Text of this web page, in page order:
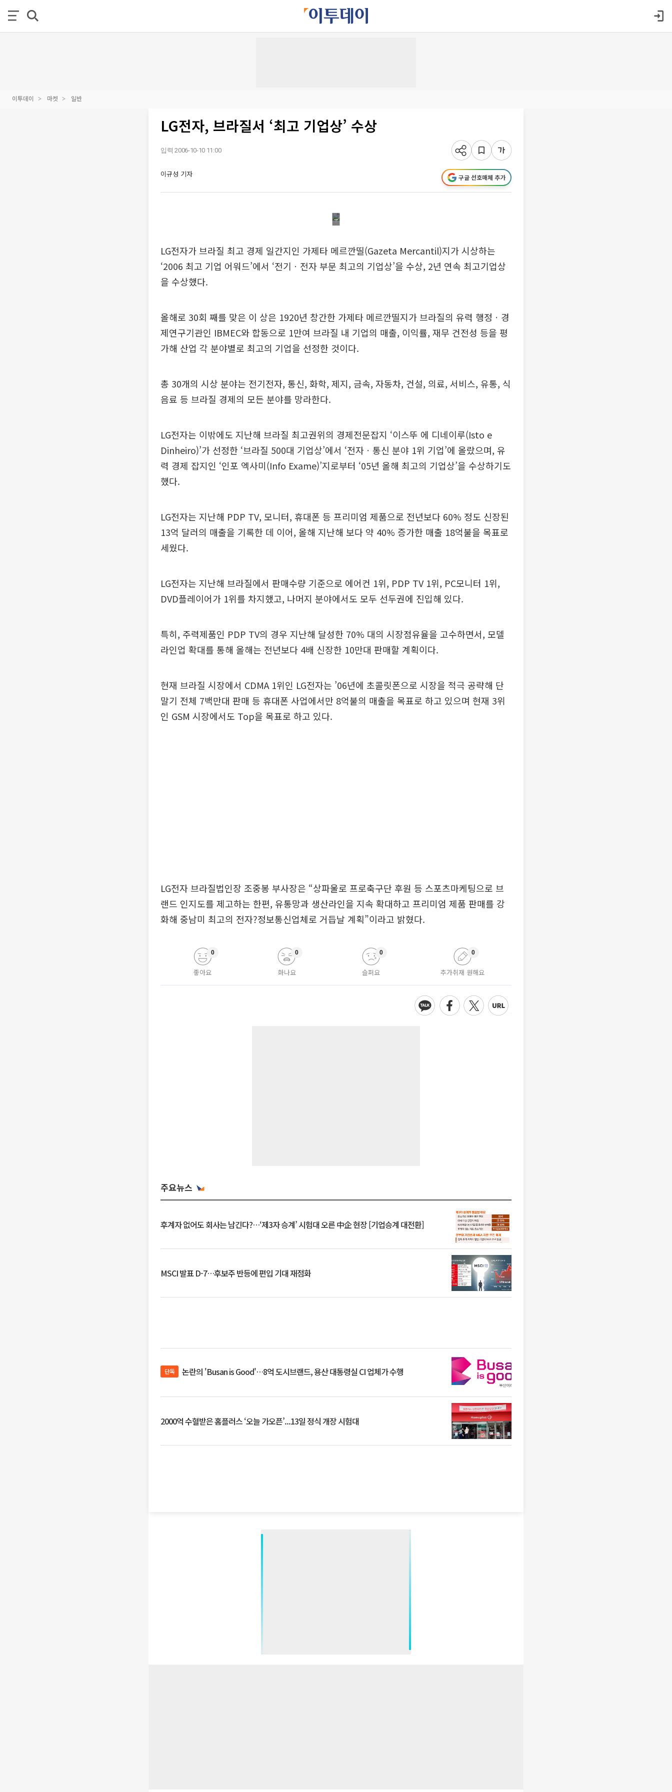
이투데이 마켓 일반
LG전자, 브라질서 ‘최고 기업상’ 수상
입력 2006-10-10 11:00
이규성 기자 구글 선호매체 추가
LG전자가 브라질 최고 경제 일간지인 가제타 메르깐띨(Gazeta Mercantil)지가 시상하는
‘2006 최고 기업 어워드’에서 ‘전기ㆍ전자 부문 최고의 기업상’을 수상, 2년 연속 최고기업상
을 수상했다.
올해로 30회 째를 맞은 이 상은 1920년 창간한 가제타 메르깐띨지가 브라질의 유력 행정ㆍ경
제연구기관인 IBMEC와 합동으로 1만여 브라질 내 기업의 매출, 이익률, 재무 건전성 등을 평
가해 산업 각 분야별로 최고의 기업을 선정한 것이다.
총 30개의 시상 분야는 전기전자, 통신, 화학, 제지, 금속, 자동차, 건설, 의료, 서비스, 유통, 식
음료 등 브라질 경제의 모든 분야를 망라한다.
LG전자는 이밖에도 지난해 브라질 최고권위의 경제전문잡지 ‘이스뚜 에 디네이루(Isto e
Dinheiro)’가 선정한 ‘브라질 500대 기업상’에서 ‘전자ㆍ통신 분야 1위 기업’에 올랐으며, 유
력 경제 잡지인 ‘인포 엑사미(Info Exame)’지로부터 ‘05년 올해 최고의 기업상’을 수상하기도
했다.
LG전자는 지난해 PDP TV, 모니터, 휴대폰 등 프리미엄 제품으로 전년보다 60% 정도 신장된
13억 달러의 매출을 기록한 데 이어, 올해 지난해 보다 약 40% 증가한 매출 18억불을 목표로
세웠다.
LG전자는 지난해 브라질에서 판매수량 기준으로 에어컨 1위, PDP TV 1위, PC모니터 1위,
DVD플레이어가 1위를 차지했고, 나머지 분야에서도 모두 선두권에 진입해 있다.
특히, 주력제품인 PDP TV의 경우 지난해 달성한 70% 대의 시장점유율을 고수하면서, 모델
라인업 확대를 통해 올해는 전년보다 4배 신장한 10만대 판매할 계획이다.
현재 브라질 시장에서 CDMA 1위인 LG전자는 ’06년에 초콜릿폰으로 시장을 적극 공략해 단
말기 전체 7백만대 판매 등 휴대폰 사업에서만 8억불의 매출을 목표로 하고 있으며 현재 3위
인 GSM 시장에서도 Top을 목표로 하고 있다.
LG전자 브라질법인장 조중봉 부사장은 “상파울로 프로축구단 후원 등 스포츠마케팅으로 브
랜드 인지도를 제고하는 한편, 유통망과 생산라인을 지속 확대하고 프리미엄 제품 판매를 강
화해 중남미 최고의 전자?정보통신업체로 거듭날 계획”이라고 밝혔다.
좋아요
0
화나요
0
슬퍼요
0
추가취재 원해요
0
주요뉴스
후계자 없어도 회사는 남긴다?…‘제3자 승계’ 시험대 오른 中企 현장 [기업승계 대전환]
MSCI 발표 D-7…후보주 반등에 편입 기대 재점화
단독 논란의 'Busan is Good'…8억 도시브랜드, 용산 대통령실 CI 업체가 수행
2000억 수혈받은 홈플러스 ‘오늘 가오픈’...13일 정식 개장 시험대